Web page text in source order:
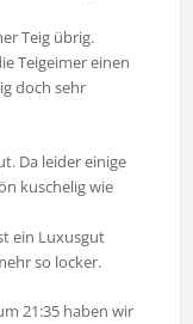
Teig übrig.
Teigeimer einen
doch sehr
Da leider einige
kuschelig wie
ein Luxusgut
so locker.
21:35 haben wir